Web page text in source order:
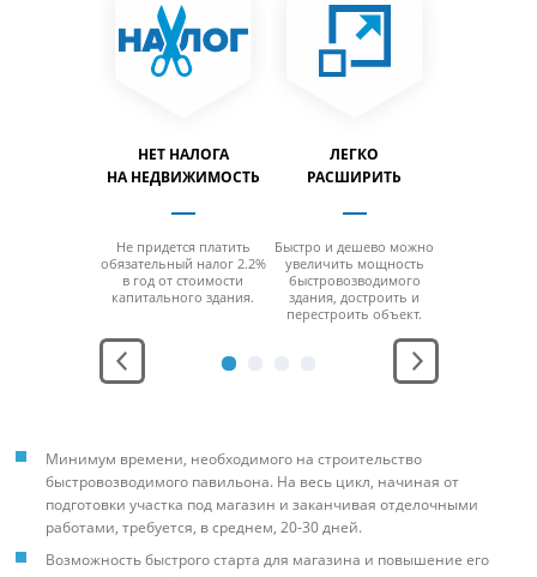
НЕТ НАЛОГА
НА НЕДВИЖИМОСТЬ
Не придется платить
обязательный налог 2.2%
в год от стоимости
капитального здания.
ЛЕГКО
РАСШИРИТЬ
Быстро и дешево можно
увеличить мощность
быстровозводимого
здания, достроить и
перестроить объект.
Минимум времени, необходимого на строительство
быстровозводимого павильона. На весь цикл, начиная от
подготовки участка под магазин и заканчивая отделочными
работами, требуется, в среднем, 20-30 дней.
Возможность быстрого старта для магазина и повышение его